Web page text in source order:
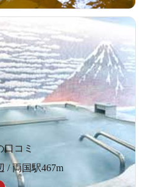
ヤー
めるお風呂
類はほとんど同じでした。
ジ、2階はブラウン系で大地
。
口コミ
/ 両国駅467m